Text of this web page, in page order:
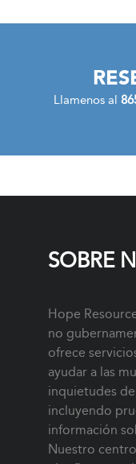
Llamenos al
SOBRE
Hope
no
ofrece
ayudar a las
inquietudes
incluyendo
información
Nuestro